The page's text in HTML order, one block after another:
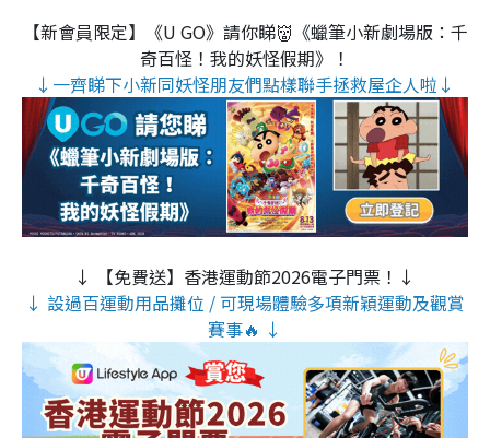
【新會員限定】《U GO》請你睇👹《蠟筆小新劇場版：千
奇百怪！我的妖怪假期》！
↓一齊睇下小新同妖怪朋友們點樣聯手拯救屋企人啦↓
↓ 【免費送】香港運動節2026電子門票！↓
↓ 設過百運動用品攤位 / 可現場體驗多項新穎運動及觀賞
賽事🔥 ↓